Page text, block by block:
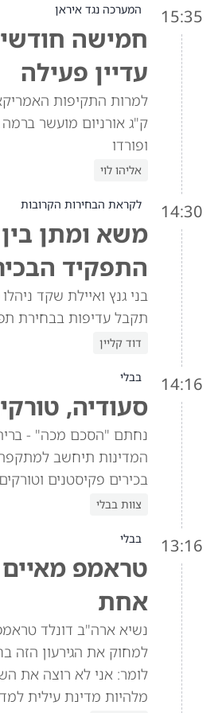
15:35 המערכה נגד איראן
חמישה
עדיין פעילה
ק"ג אורניום מועשר
ופורדו
אליהו לוי
14:30 לקראת הבחירות הקרובות
משא ומתן
התפקיד
בני גנץ ואיילת שקד
תקבל עדיפות בבחירת
דוד קליין
14:16 בבלי
סעודיה,
נחתם "הסכם מכה" -
המדינות תיחשב
בכירים פקיסטנים
צוות בבלי
13:16 בבלי
טראמפ
אחת
למחוק את הגירעון הזה
מלהיות מדינת עילית